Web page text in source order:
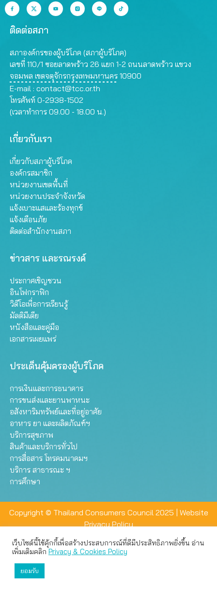
ติดต่อสภา
สภาองค์กรของผู้บริโภค (สภาผู้บริโภค)
เลขที่ 110/1 ซอยลาดพร้าว 26 แยก 1-2 ถนนลาดพร้าว แขวง
จอมพล เขตจตุจักรกรุงเทพมหานคร 10900
E-mail : contact@tcc.or.th
โทรศัพท์ 0-2938-1502
(เวลาทำการ 09.00 - 18.00 น.)
เกี่ยวกับเรา
เกี่ยวกับสภาผู้บริโภค
องค์กรสมาชิก
หน่วยงานเขตพื้นที่
หน่วยงานประจำจังหวัด
แจ้งเบาะแสและร้องทุกข์
แจ้งเตือนภัย
ติดต่อสำนักงานสภา
ข่าวสาร และรณรงค์
ประกาศเชิญชวน
อินโฟกราฟิก
วิดีโอเพื่อการเรียนรู้
มัลติมีเดีย
หนังสือและคู่มือ
เอกสารเผยแพร่
ประเด็นคุ้มครองผู้บริโภค
การเงินและการธนาคาร
การขนส่งและยานพาหนะ
อสังหาริมทรัพย์และที่อยู่อาศัย
อาหาร ยา และผลิตภัณฑ์ฯ
บริการสุขภาพ
สินค้าและบริการทั่วไป
การสื่อสาร โทรคมนาคมฯ
บริการ สาธารณะ ฯ
การศึกษา
Copyright © Thailand Consumers Council 2025 | Website
Privacy Policy
เว็บไซต์นี้ใช้คุ้กกี้เพื่อสร้างประสบการณ์ที่ดีมีประสิทธิภาพยิ่งขึ้น อ่าน
เพิ่มเติมคลิกPrivacy & Cookies Policy
ยอมรับ
เว็บไซต์นี้ใช้คุกกี้เพื่อมอบประสบการณ์การใช้งานที่ดีให้แก่ท่าน คุณ
สามารถเลือกตั้งค่าความเป็นส่วนตัวได้
ยอมรับทั้งหมด